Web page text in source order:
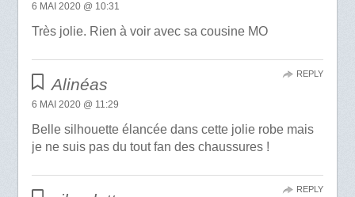
6 MAI 2020 @ 10:31
Très jolie. Rien à voir avec sa cousine MO
Alinéas
6 MAI 2020 @ 11:29
Belle silhouette élancée dans cette jolie robe mais
je ne suis pas du tout fan des chaussures !
REPLY
REPLY